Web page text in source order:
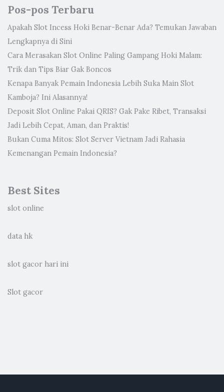
Pos-pos Terbaru
Apakah Slot Incess Hoki Benar-Benar Ada? Temukan Jawaban
Lengkapnya di Sini
Cara Merasakan Slot Online Paling Gampang Hoki Malam:
Trik dan Tips Biar Gak Boncos
Kenapa Banyak Pemain Indonesia Lebih Suka Main Slot
Kamboja? Ini Alasannya!
Deposit Slot Online Pakai QRIS? Gak Pake Ribet, Transaksi
Jadi Lebih Cepat, Aman, dan Praktis!
Bukan Cuma Mitos: Slot Server Vietnam Jadi Rahasia
Kemenangan Pemain Indonesia?
Best Sites
slot online
data hk
slot gacor hari ini
Slot gacor